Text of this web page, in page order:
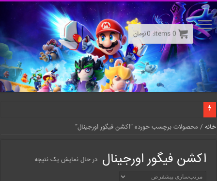
خانه / محصولات برچسب خورده “اکشن فیگور اورجینال”
اکشن فیگور اورجینال در حال نمایش یک نتیجه
0
items:
0تومان